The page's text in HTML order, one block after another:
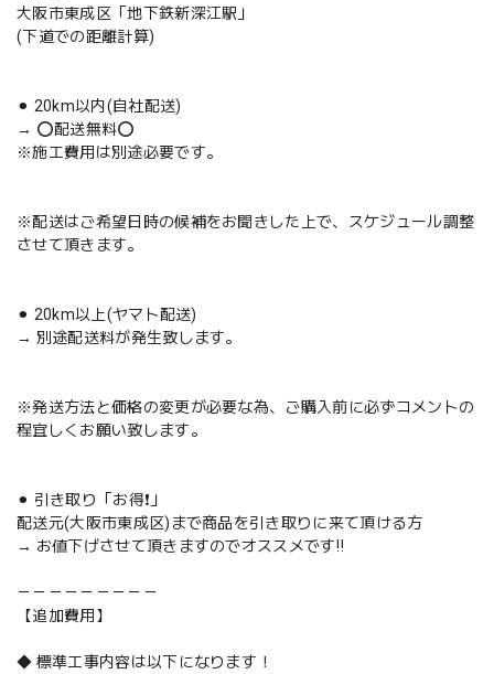
大阪市東成区「地下鉄新深江駅」
(下道での距離計算)
⚫︎ 20km以内(自社配送)
→ ⭕️配送無料⭕️
※施工費用は別途必要です。
※配送はご希望日時の候補をお聞きした上で、スケジュール調整
させて頂きます。
⚫︎ 20km以上(ヤマト配送)
→ 別途配送料が発生致します。
※発送方法と価格の変更が必要な為、ご購入前に必ずコメントの
程宜しくお願い致します。
⚫︎ 引き取り「お得❗️」
配送元(大阪市東成区)まで商品を引き取りに来て頂ける方
→ お値下げさせて頂きますのでオススメです‼️
－－－－－－－－－
【追加費用】
◆ 標準工事内容は以下になります！